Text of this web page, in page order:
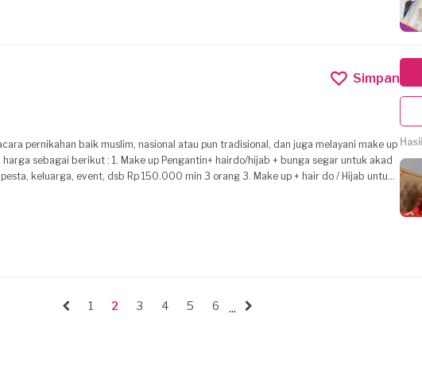
Simpan
pernikahan baik muslim, nasional atau pun tradisional, dan juga melayani make up
keluarga, event, dsb Rp 150.000 min 3 orang 3. Make up + hair do / Hijab untuk
video, catering
1 2 3 4 5 6 ...